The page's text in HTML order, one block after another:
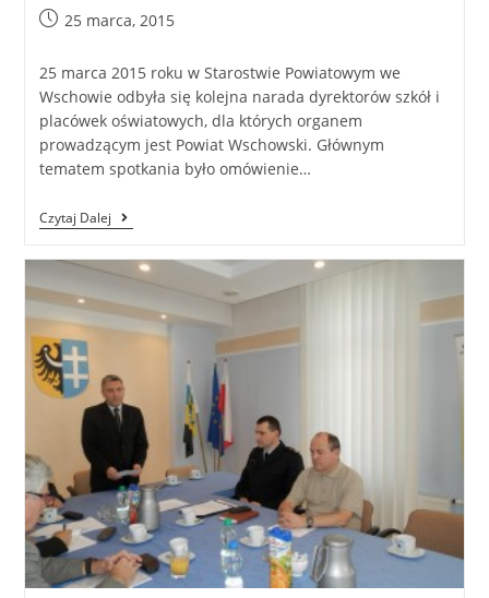
25 marca, 2015
25 marca 2015 roku w Starostwie Powiatowym we
Wschowie odbyła się kolejna narada dyrektorów szkół i
placówek oświatowych, dla których organem
prowadzącym jest Powiat Wschowski. Głównym
tematem spotkania było omówienie…
Czytaj Dalej